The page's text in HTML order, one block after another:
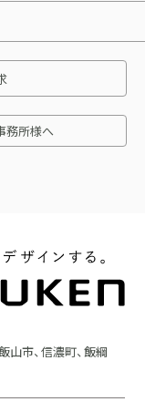
務所様へ
山市、信濃町、飯綱